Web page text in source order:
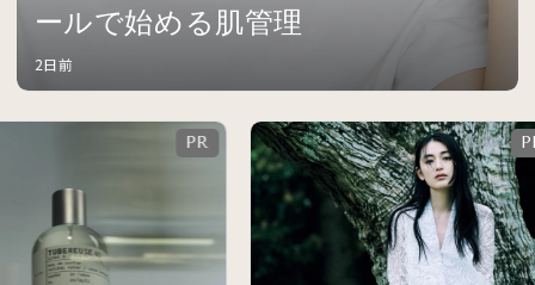
ールで始める肌管理
2日前